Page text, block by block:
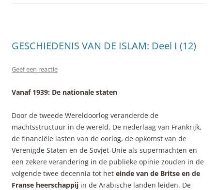
GESCHIEDENIS VAN DE ISLAM: Deel I (12)
Geef een reactie
Vanaf 1939: De nationale staten
Door de tweede Wereldoorlog veranderde de
machtsstructuur in de wereld. De nederlaag van Frankrijk,
de financiële lasten van de oorlog, de opkomst van de
Verenigde Staten en de Sovjet-Unie als supermachten en
een zekere verandering in de publieke opinie zouden in de
volgende twee decennia tot het einde van de Britse en de
Franse heerschappij in de Arabische landen leiden. De